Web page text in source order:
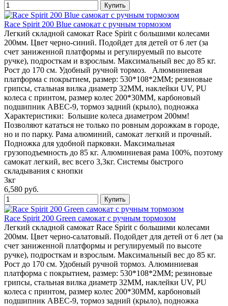
Race Spirit 200 Blue самокат с ручным тормозом
Легкий складной самокат Race Spirit с большими колесами
200мм. Цвет черно-синий. Подойдет для детей от 6 лет (за
счет заниженной платформы и регулируемый по высоте
ручке), подросткам и взрослым. Максимальный вес до 85 кг.
Рост до 170 см. Удобный ручной тормоз. Алюминиевая
платформа с покрытием, размер: 530*108*2MM; резиновые
грипсы, стальная вилка диаметр 32MM, наклейки UV, PU
колеса с принтом, размер колес 200*30MM, карбоновый
подшипник ABEC-9, тормоз задний (крыло), подножка
Характеристики: Большие колеса диаметром 200мм!
Позволяют кататься не только по ровным дорожкам в городе,
но и по парку. Рама алюминий, самокат легкий и прочный.
Подножка для удобной парковки. Максимальная
грузоподъемность до 85 кг. Алюминиевая рама 100%, поэтому
самокат легкий, вес всего 3,3кг. Системы быстрого
складывания с кнопки
3кг
6,580 руб.
Race Spirit 200 Green самокат с ручным тормозом
Легкий складной самокат Race Spirit с большими колесами
200мм. Цвет черно-салатовый. Подойдет для детей от 6 лет (за
счет заниженной платформы и регулируемый по высоте
ручке), подросткам и взрослым. Максимальный вес до 85 кг.
Рост до 170 см. Удобный ручной тормоз. Алюминиевая
платформа с покрытием, размер: 530*108*2MM; резиновые
грипсы, стальная вилка диаметр 32MM, наклейки UV, PU
колеса с принтом, размер колес 200*30MM, карбоновый
подшипник ABEC-9, тормоз задний (крыло), подножка